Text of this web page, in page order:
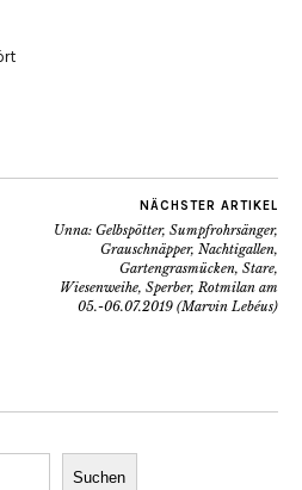
NÄCHSTER ARTIKEL
Unna: Gelbspötter, Sumpfrohrsänger,
Grauschnäpper, Nachtigallen,
Gartengrasmücken, Stare,
Wiesenweihe, Sperber, Rotmilan am
05.-06.07.2019 (Marvin Lebéus)
Suchen